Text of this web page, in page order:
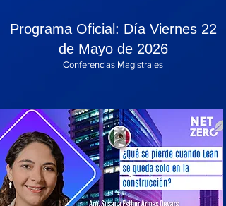
Programa Oficial: Día Viernes 22
de Mayo de 2026
Conferencias Magistrales